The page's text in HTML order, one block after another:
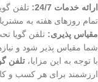
ارائه خدمات 24/7:
تلفن
تمام روزهای هفته به
مقیاس پذیری: تلفن گویا
شما مقیاس پذیر شود و
با توجه به این مزایا، تلفن
ارزشمند برای هر کسب و